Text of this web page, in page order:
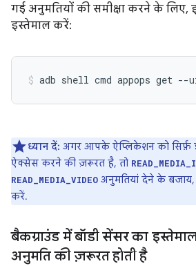
गई अनुमतियों की समीक्षा करने के लिए,
इस्तेमाल करें:
adb shell cmd appops get --
ध्यान दें: अगर आपके ऐप्लिकेशन को सिर्फ़
ऐक्सेस करने की ज़रूरत है, तो
READ_MEDIA_VIDEO अनुमतियां देने के बजाय,
करें.
बैकग्राउंड में बॉडी सेंसर का
अनुमति की ज़रूरत होती है